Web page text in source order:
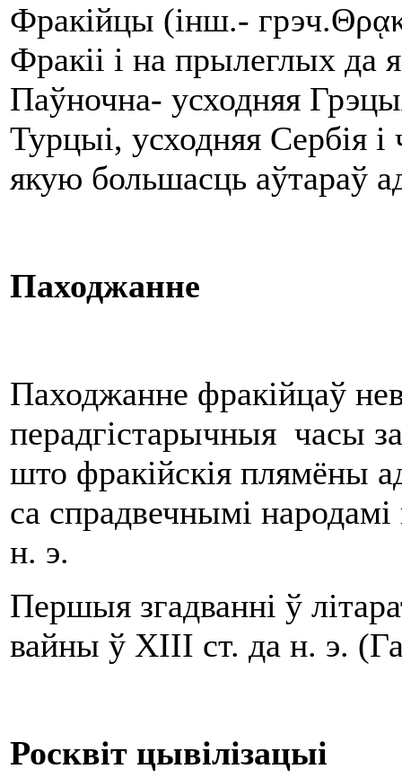
Фракійцы (інш.-
Фракіі і на прылеглых да
Паўночна- усходняя
Турцыі, усходняя Сербія
якую большасць аўтараў
Паходжанне
Паходжанне фракійцаў
перадгістарычныя часы
што фракійскія плямёны
са спрадвечнымі
н. э.
Першыя згадванні ў
вайны ў XIII ст. да н. э.
Росквіт цывілізацыі